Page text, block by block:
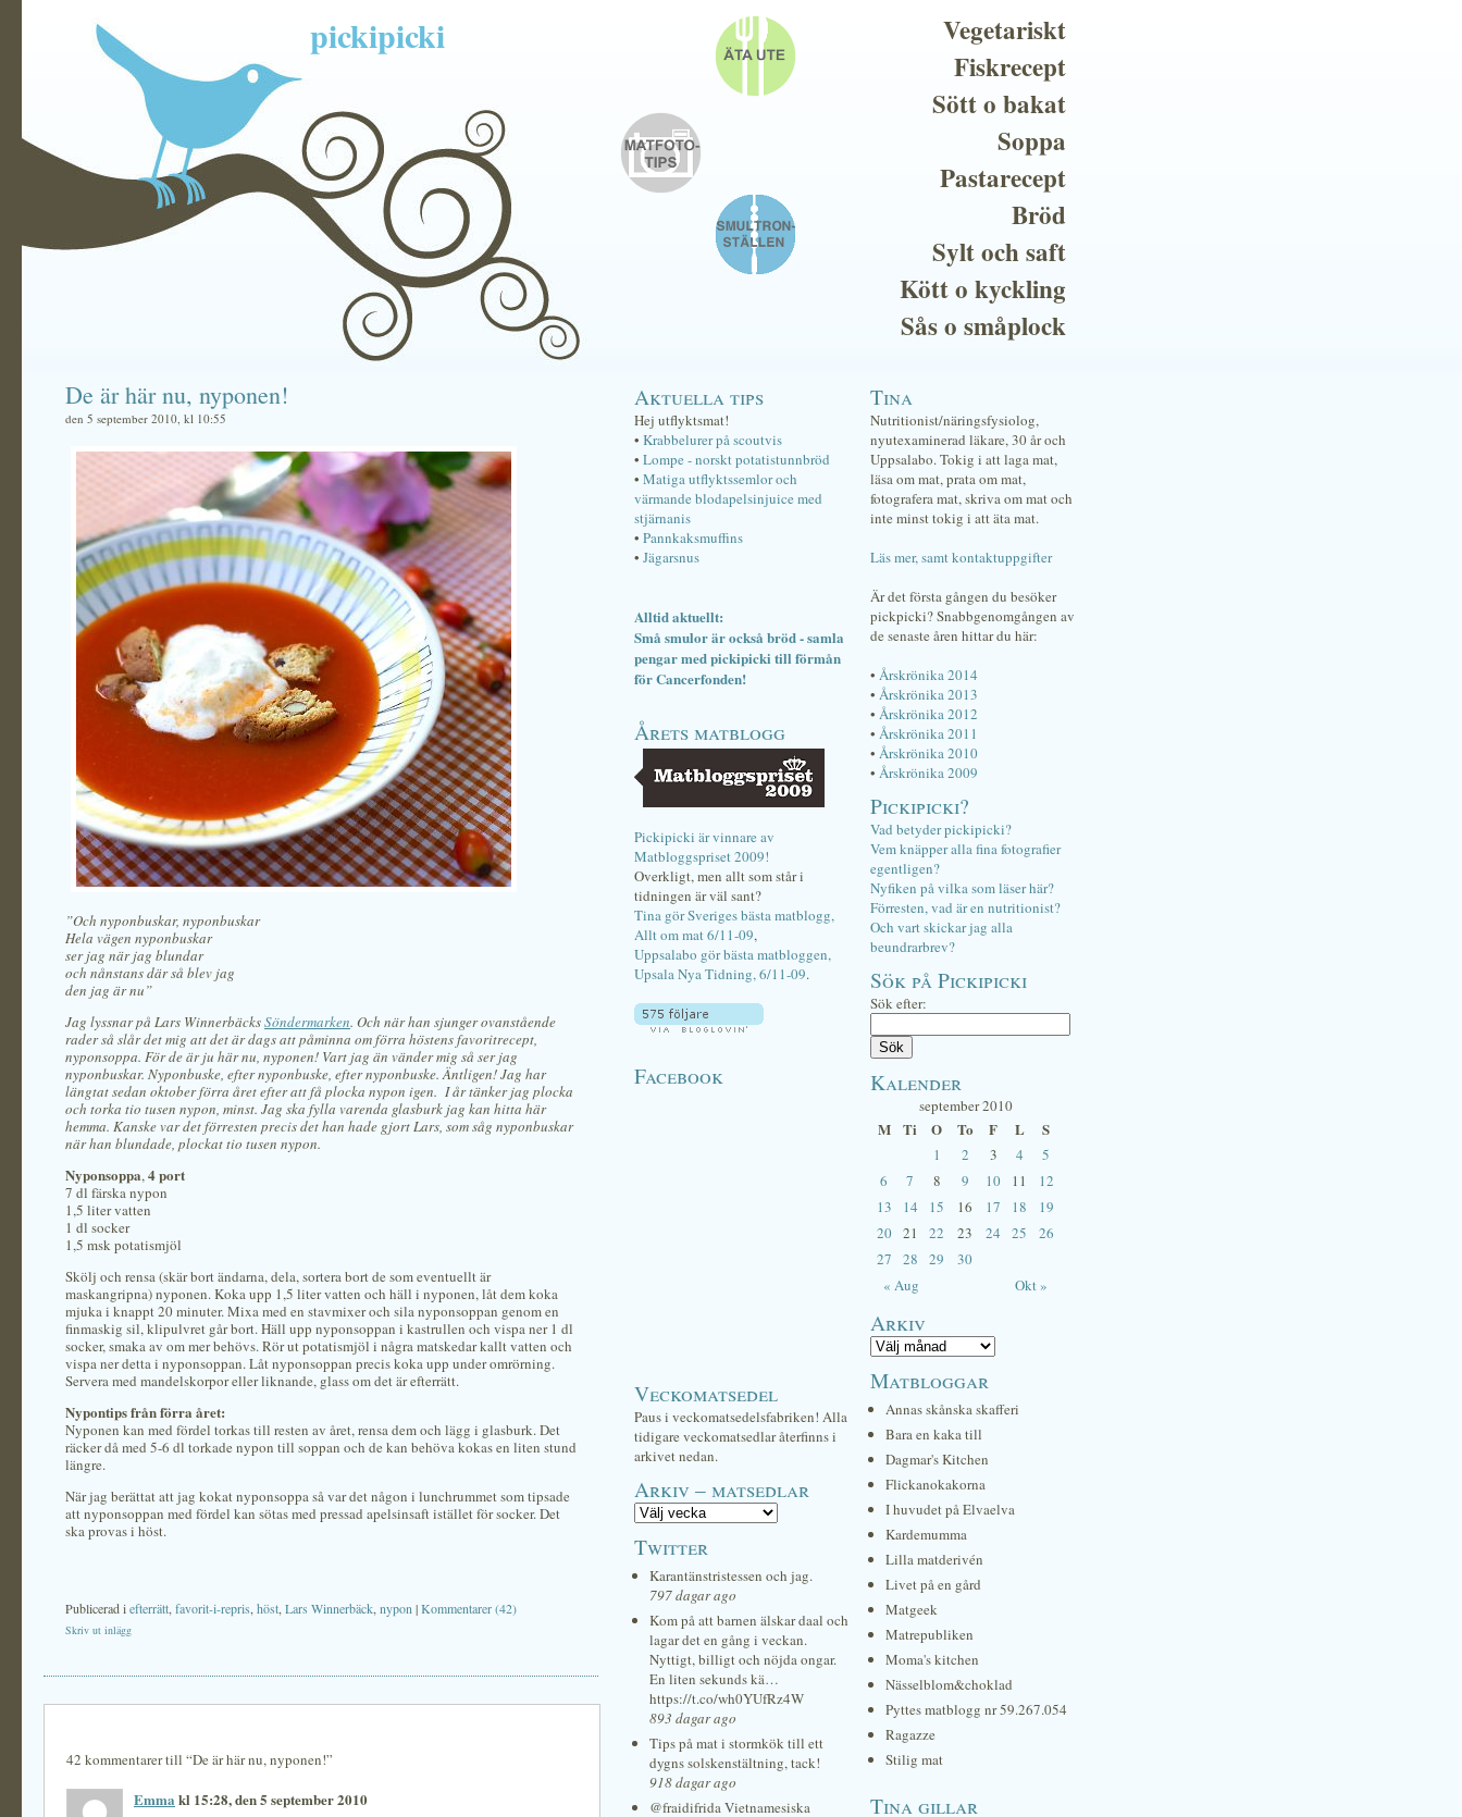
pickipicki
Vegetariskt
Fiskrecept
Sött o bakat
Soppa
Pastarecept
Bröd
Sylt och saft
Kött o kyckling
Sås o småplock
De är här nu, nyponen!
den 5 september 2010, kl 10:55
”Och nyponbuskar, nyponbuskar
Hela vägen nyponbuskar
ser jag när jag blundar
och nånstans där så blev jag
den jag är nu”
Jag lyssnar på Lars WinnerbäcksSöndermarken. Och när han sjunger ovanstående
rader så slår det mig att det är dags att påminna om förra höstens favoritrecept,
nyponsoppa. För de är ju här nu, nyponen! Vart jag än vänder mig så ser jag
nyponbuskar. Nyponbuske, efter nyponbuske, efter nyponbuske. Äntligen! Jag har
längtat sedan oktober förra året efter att få plocka nypon igen. I år tänker jag plocka
och torka tio tusen nypon, minst. Jag ska fylla varenda glasburk jag kan hitta här
hemma. Kanske var det förresten precis det han hade gjort Lars, som såg nyponbuskar
när han blundade, plockat tio tusen nypon.
Nyponsoppa,4 port
7 dl färska nypon
1,5 liter vatten
1 dl socker
1,5 msk potatismjöl
Skölj och rensa (skär bort ändarna, dela, sortera bort de som eventuellt är
maskangripna) nyponen. Koka upp 1,5 liter vatten och häll i nyponen, låt dem koka
mjuka i knappt 20 minuter. Mixa med en stavmixer och sila nyponsoppan genom en
finmaskig sil, klipulvret går bort. Häll upp nyponsoppan i kastrullen och vispa ner 1 dl
socker, smaka av om mer behövs. Rör ut potatismjöl i några matskedar kallt vatten och
vispa ner detta i nyponsoppan. Låt nyponsoppan precis koka upp under omrörning.
Servera med mandelskorpor eller liknande, glass om det är efterrätt.
Nypontips från förra året:
Nyponen kan med fördel torkas till resten av året, rensa dem och lägg i glasburk. Det
räcker då med 5-6 dl torkade nypon till soppan och de kan behöva kokas en liten stund
längre.
När jag berättat att jag kokat nyponsoppa så var det någon i lunchrummet som tipsade
att nyponsoppan med fördel kan sötas med pressad apelsinsaft istället för socker. Det
ska provas i höst.
Publicerad iefterrätt favorit-i-repris höst Lars Winnerbäck nypon |Kommentarer (42)
Skriv ut inlägg
42 kommentarer till “De är här nu, nyponen!”
Emma kl 15:28, den 5 september 2010
Aktuella tips
Hej utflyktsmat!
• Krabbelurer på scoutvis
• Lompe - norskt potatistunnbröd
• Matiga utflyktssemlor och
värmande blodapelsinjuice med
stjärnanis
• Pannkaksmuffins
• Jägarsnus
Alltid aktuellt:
Små smulor är också bröd - samla
pengar med pickipicki till förmån
för Cancerfonden!
Årets matblogg
Pickipicki är vinnare av
Matbloggspriset 2009!
Overkligt, men allt som står i
tidningen är väl sant?
Tina gör Sveriges bästa matblogg,
Allt om mat 6/11-09,
Uppsalabo gör bästa matbloggen,
Upsala Nya Tidning, 6/11-09.
Facebook
Veckomatsedel
Paus i veckomatsedelsfabriken! Alla
tidigare veckomatsedlar återfinns i
arkivet nedan.
Arkiv – matsedlar
Twitter
Karantänstristessen och jag.
797 dagar ago
Kom på att barnen älskar daal och
lagar det en gång i veckan.
Nyttigt, billigt och nöjda ongar.
En liten sekunds kä…
https://t.co/wh0YUfRz4W
893 dagar ago
Tips på mat i stormkök till ett
dygns solskenstältning, tack!
918 dagar ago
@fraidifrida Vietnamesiska
Tina
Nutritionist/näringsfysiolog,
nyutexaminerad läkare, 30 år och
Uppsalabo. Tokig i att laga mat,
läsa om mat, prata om mat,
fotografera mat, skriva om mat och
inte minst tokig i att äta mat.
Läs mer, samt kontaktuppgifter
Är det första gången du besöker
pickpicki? Snabbgenomgången av
de senaste åren hittar du här:
• Årskrönika 2014
• Årskrönika 2013
• Årskrönika 2012
• Årskrönika 2011
• Årskrönika 2010
• Årskrönika 2009
Pickipicki?
Vad betyder pickipicki?
Vem knäpper alla fina fotografier
egentligen?
Nyfiken på vilka som läser här?
Förresten, vad är en nutritionist?
Och vart skickar jag alla
beundrarbrev?
Sök på Pickipicki
Sök efter:
Kalender
september 2010
M Ti O To F L S
« Aug Okt »
1 2 3 4
5
6
7 8 9 10 11
12
13
14 15 16 17 18
19
20 21 22 23 24 25
26
27
28 29 30
Arkiv
Matbloggar
Annas skånska skafferi
Bara en kaka till
Dagmar's Kitchen
Flickanokakorna
I huvudet på Elvaelva
Kardemumma
Lilla matderivén
Livet på en gård
Matgeek
Matrepubliken
Moma's kitchen
Nässelblom&choklad
Pyttes matblogg nr 59.267.054
Ragazze
Stilig mat
Tina gillar